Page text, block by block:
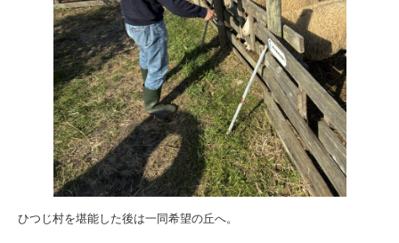
ひつじ村を堪能した後は一同希望の丘へ。